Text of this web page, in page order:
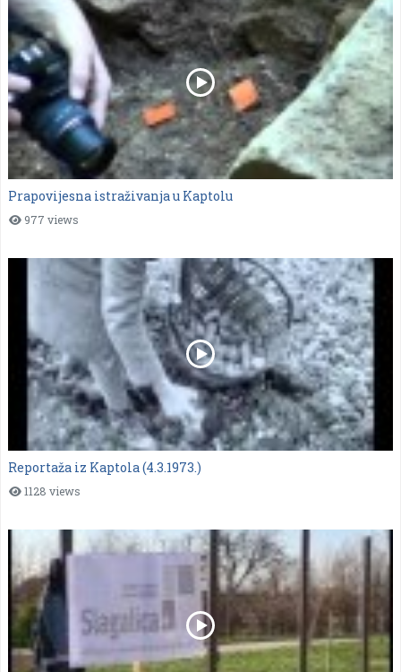
Prapovijesna istraživanja u Kaptolu
977 views
Reportaža iz Kaptola (4.3.1973.)
1128 views